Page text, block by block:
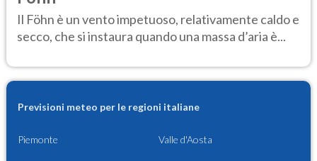
Il Föhn è un vento impetuoso, relativamente caldo e
secco, che si instaura quando una massa d’aria è...
Previsioni meteo per le regioni italiane
Piemonte Valle d'Aosta